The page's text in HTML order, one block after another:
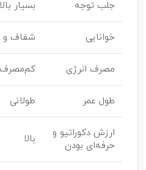
جلب توجه بسیار بالا
خوانایی شفاف و
مصرف انرژی کم‌مصرف
طول عمر طولانی
ارزش دکوراتیو و
حرفه‌ای بودن
بالا